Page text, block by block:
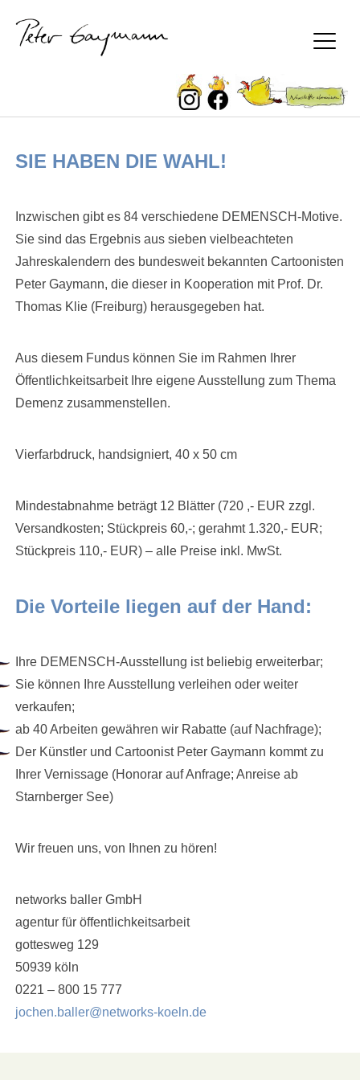
SkipSIE HABEN DIE WAHL!
Inzwischen gibt es 84 verschiedene DEMENSCH-Motive.
Sie sind das Ergebnis aus sieben vielbeachteten
Jahreskalendern des bundesweit bekannten Cartoonisten
Peter Gaymann, die dieser in Kooperation mit Prof. Dr.
Thomas Klie (Freiburg) herausgegeben hat.
Aus diesem Fundus können Sie im Rahmen Ihrer
Öffentlichkeitsarbeit Ihre eigene Ausstellung zum Thema
Demenz zusammenstellen.
Vierfarbdruck, handsigniert, 40 x 50 cm
Mindestabnahme beträgt 12 Blätter (720 ,- EUR zzgl.
Versandkosten; Stückpreis 60,-; gerahmt 1.320,- EUR;
Stückpreis 110,- EUR) – alle Preise inkl. MwSt.
Die Vorteile liegen auf der Hand:
Ihre DEMENSCH-Ausstellung ist beliebig erweiterbar;
Sie können Ihre Ausstellung verleihen oder weiter
verkaufen;
ab 40 Arbeiten gewähren wir Rabatte (auf Nachfrage);
Der Künstler und Cartoonist Peter Gaymann kommt zu
Ihrer Vernissage (Honorar auf Anfrage; Anreise ab
Starnberger See)
Wir freuen uns, von Ihnen zu hören!
networks baller GmbH
agentur für öffentlichkeitsarbeit
gottesweg 129
50939 köln
0221 – 800 15 777
jochen.baller@networks-koeln.de